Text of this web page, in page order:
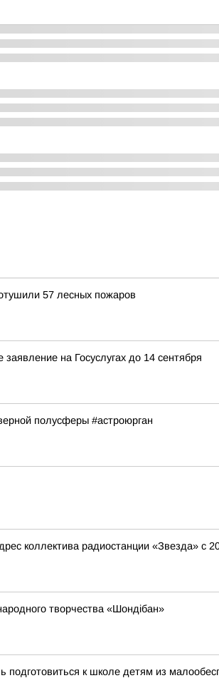
57 лесных пожаров
на Госуслугах до 14 сентября
полусферы #астроюрган
коллектива радиостанции «Звезда» с
творчества «Шондібан»
подготовиться к школе детям из